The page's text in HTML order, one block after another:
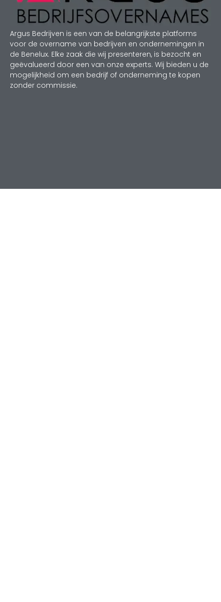
Argus Bedrijven is een van de belangrijkste platforms
voor de overname van bedrijven en ondernemingen in
de Benelux. Elke zaak die wij presenteren, is bezocht en
geëvalueerd door een van onze experts. Wij bieden u de
mogelijkheid om een bedrijf of onderneming te kopen
zonder commissie.